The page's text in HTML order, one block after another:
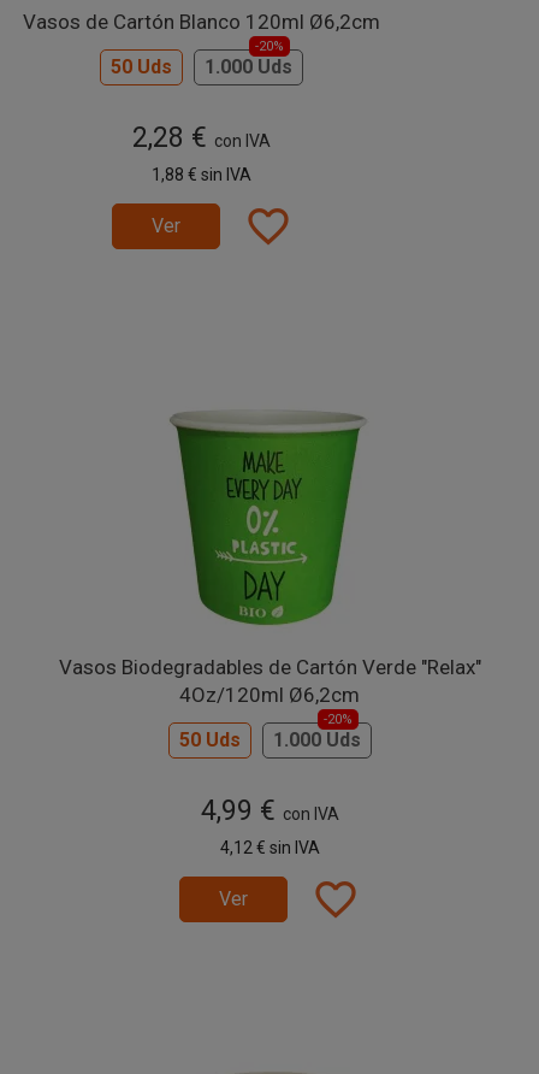
Vasos de Cartón Blanco 120ml Ø6,2cm
50 Uds 1.000 Uds
-20%
2,28 € con IVA
1,88 € sin IVA
Ver favorite_border
Vasos Biodegradables de Cartón Verde "Relax"
4Oz/120ml Ø6,2cm
50 Uds 1.000 Uds
-20%
4,99 € con IVA
4,12 € sin IVA
Ver favorite_border